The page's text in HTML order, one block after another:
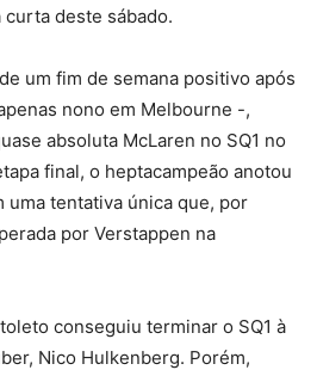
curta deste sábado.
um fim de semana positivo após
nono em Melbourne -,
absoluta McLaren no SQ1 no
final, o heptacampeão anotou
uma tentativa única que, por
por Verstappen na
conseguiu terminar o SQ1 à
Nico Hulkenberg. Porém,